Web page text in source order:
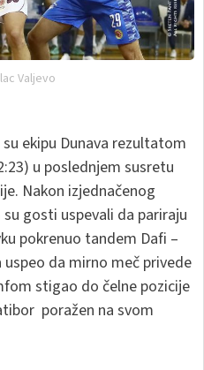
Valjevo
ekipu Dunava rezultatom
u poslednjem susretu
Nakon izjednačenog
gosti uspevali da pariraju
pokrenuo tandem Dafi –
da mirno meč privede
stigao do čelne pozicije
poražen na svom